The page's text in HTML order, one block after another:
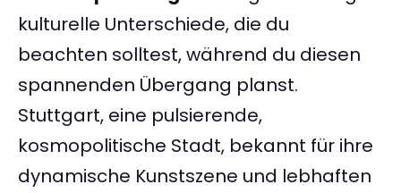
kulturelle Unterschiede, die du
beachten solltest, während du diesen
spannenden Übergang planst.
Stuttgart, eine pulsierende,
kosmopolitische Stadt, bekannt für ihre
dynamische Kunstszene und lebhaften